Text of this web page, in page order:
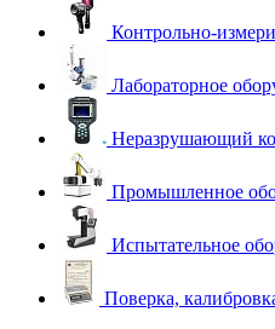
Контрольно-
Лабораторное
Неразрушающий
Промышленное
Испытательное
Поверка,